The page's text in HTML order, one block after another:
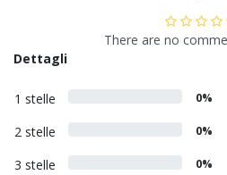
There are no
Dettagli
1 stelle 0%
2 stelle 0%
3 stelle 0%